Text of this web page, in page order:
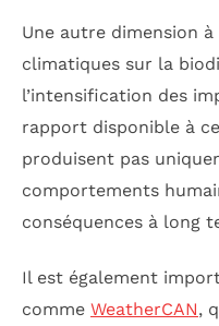
Une autre dimension
climatiques sur la
l’intensification des
rapport disponible à
produisent pas
comportements
conséquences à long
Il est également
comme WeatherCAN,